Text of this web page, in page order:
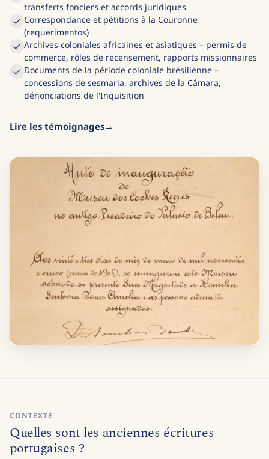
transferts fonciers et accords juridiques
Correspondance et pétitions à la Couronne
(requerimentos)
Archives coloniales africaines et asiatiques – permis de
commerce, rôles de recensement, rapports missionnaires
Documents de la période coloniale brésilienne –
concessions de sesmaria, archives de la Câmara,
dénonciations de l'Inquisition
Lire les témoignages
CONTEXTE
Quelles sont les anciennes écritures
portugaises ?